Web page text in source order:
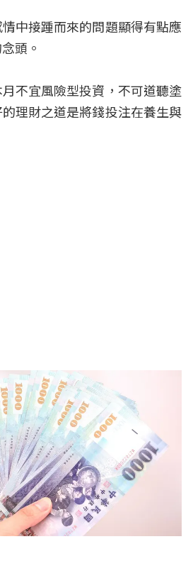
中接踵而來的問題顯得有點應
頭。
不宜風險型投資，不可道聽塗
理財之道是將錢投注在養生與